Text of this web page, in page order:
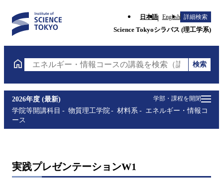
日本語 English 詳細検索
Science Tokyoシラバス (理工学系)
エネルギー・情報コースの講義を検索（講義名・科
検索
学部・課程を開閉
2026年度 (最新)
学院等開講科目
物質理工学院 材料系
エネルギー・情報コ
ース
実践プレゼンテーションW1